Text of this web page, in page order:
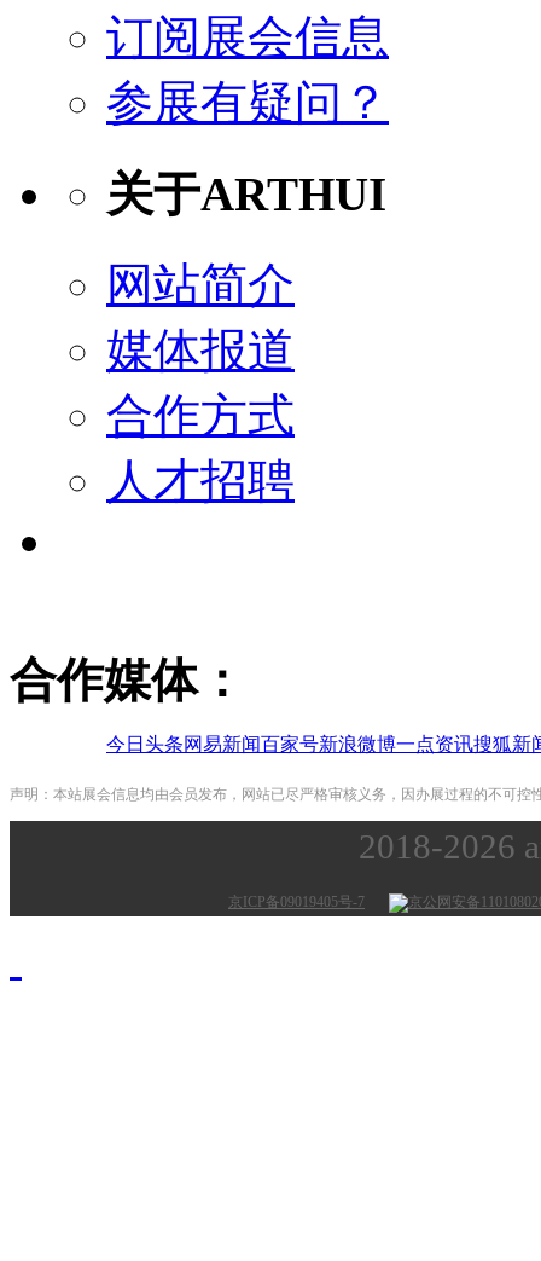
订阅展会信息
参展有疑问？
关于ARTHUI
网站简介
媒体报道
合作方式
人才招聘
合作媒体：
今日头条网易新闻百家号新浪微博一点资讯搜狐新
声明：本站展会信息均由会员发布，网站已尽严格审核义务，因办展过程的不可
2018-2026
京ICP备09019405号-7 京公网安备